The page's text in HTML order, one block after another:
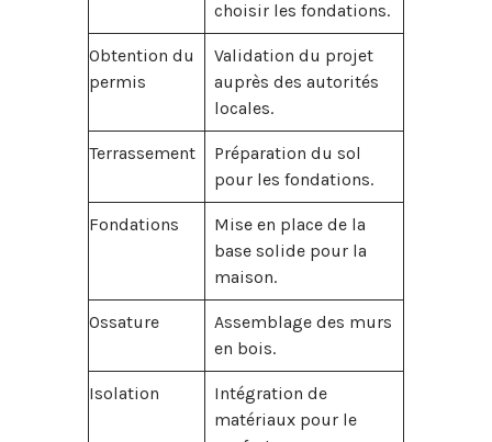
choisir les fondations.
Obtention du
permis
Validation du projet
auprès des autorités
locales.
Terrassement
Préparation du sol
pour les fondations.
Fondations
Mise en place de la
base solide pour la
maison.
Ossature
Assemblage des murs
en bois.
Isolation
Intégration de
matériaux pour le